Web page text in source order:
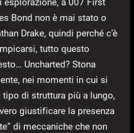
esplorazione, a 007 First
Bond non è mai stato o
Drake, quindi perché c’è
tutto questo
Uncharted? Stona
nei momenti in cui si
tipo di struttura più a lungo,
giustificare la presenza
di meccaniche che non